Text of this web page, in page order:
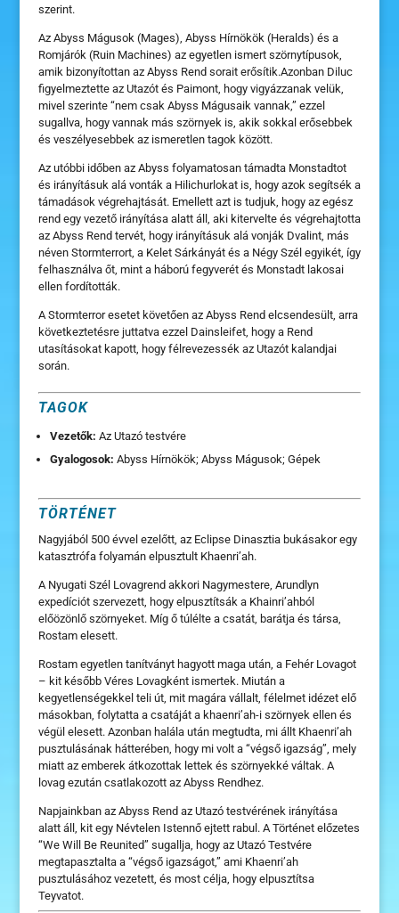
szerint.
Az Abyss Mágusok (Mages), Abyss Hírnökök (Heralds) és a
Romjárók (Ruin Machines) az egyetlen ismert szörnytípusok,
amik bizonyítottan az Abyss Rend sorait erősítik.Azonban Diluc
figyelmeztette az Utazót és Paimont, hogy vigyázzanak velük,
mivel szerinte “nem csak Abyss Mágusaik vannak,” ezzel
sugallva, hogy vannak más szörnyek is, akik sokkal erősebbek
és veszélyesebbek az ismeretlen tagok között.
Az utóbbi időben az Abyss folyamatosan támadta Monstadtot
és irányításuk alá vonták a Hilichurlokat is, hogy azok segítsék a
támadások végrehajtását. Emellett azt is tudjuk, hogy az egész
rend egy vezető irányítása alatt áll, aki kitervelte és végrehajtotta
az Abyss Rend tervét, hogy irányításuk alá vonják Dvalint, más
néven Stormterrort, a Kelet Sárkányát és a Négy Szél egyikét, így
felhasználva őt, mint a háború fegyverét és Monstadt lakosai
ellen fordították.
A Stormterror esetet követően az Abyss Rend elcsendesült, arra
következtetésre juttatva ezzel Dainsleifet, hogy a Rend
utasításokat kapott, hogy félrevezessék az Utazót kalandjai
során.
TAGOK
Vezetők: Az Utazó testvére
Gyalogosok: Abyss Hírnökök; Abyss Mágusok; Gépek
TÖRTÉNET
Nagyjából 500 évvel ezelőtt, az Eclipse Dinasztia bukásakor egy
katasztrófa folyamán elpusztult Khaenri’ah.
A Nyugati Szél Lovagrend akkori Nagymestere, Arundlyn
expedíciót szervezett, hogy elpusztítsák a Khainri’ahból
előözönlő szörnyeket. Míg ő túlélte a csatát, barátja és társa,
Rostam elesett.
Rostam egyetlen tanítványt hagyott maga után, a Fehér Lovagot
– kit később Véres Lovagként ismertek. Miután a
kegyetlenségekkel teli út, mit magára vállalt, félelmet idézet elő
másokban, folytatta a csatáját a khaenri’ah-i szörnyek ellen és
végül elesett. Azonban halála után megtudta, mi állt Khaenri’ah
pusztulásának hátterében, hogy mi volt a “végső igazság”, mely
miatt az emberek átkozottak lettek és szörnyekké váltak. A
lovag ezután csatlakozott az Abyss Rendhez.
Napjainkban az Abyss Rend az Utazó testvérének irányítása
alatt áll, kit egy Névtelen Istennő ejtett rabul. A Történet előzetes
“We Will Be Reunited” sugallja, hogy az Utazó Testvére
megtapasztalta a “végső igazságot,” ami Khaenri’ah
pusztulásához vezetett, és most célja, hogy elpusztítsa
Teyvatot.